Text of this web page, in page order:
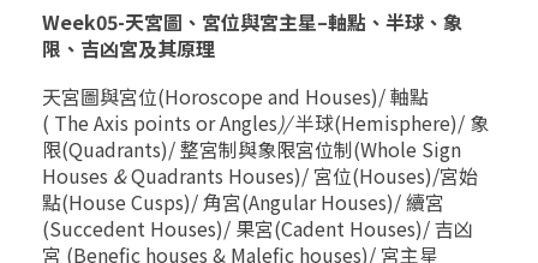
Week05-天宮圖、宮位與宮主星–軸點、半球、象
限、吉凶宮及其原理
天宮圖與宮位(Horoscope and Houses)/軸點
( The Axis points or Angles)/半球(Hemisphere)/ 象
限(Quadrants)/整宮制與象限宮位制(Whole Sign
Houses &Quadrants Houses)/ 宮位(Houses)/宮始
點(House Cusps)/角宮(Angular Houses)/續宮
(Succedent Houses)/ 果宮(Cadent Houses)/吉凶
宮 (Benefic houses & Malefic houses)/ 宮主星